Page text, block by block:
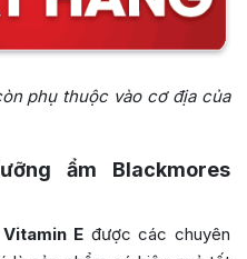
phụ thuộc vào cơ địa của
ẩm Blackmores
E được các chuyên